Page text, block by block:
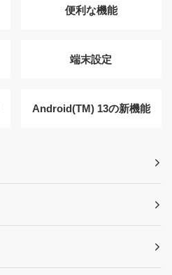
便利な機能
端末設定
Android(TM) 13の新機能